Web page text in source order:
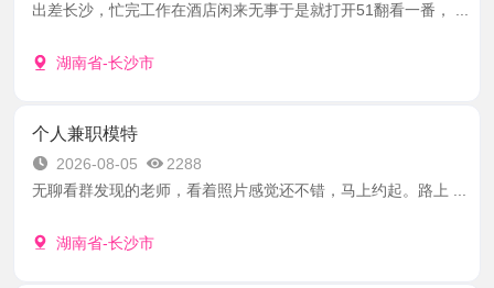
出差长沙，忙完工作在酒店闲来无事于是就打开51翻看一番， ...
湖南省-长沙市
个人兼职模特
2026-08-05
2288
无聊看群发现的老师，看着照片感觉还不错，马上约起。路上 ...
湖南省-长沙市